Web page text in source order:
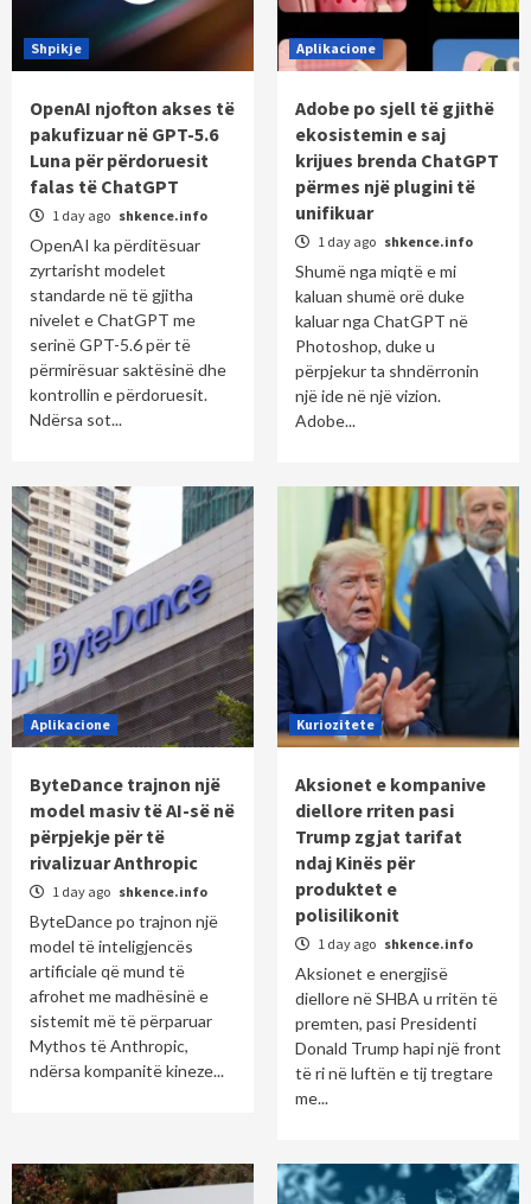
Shpikje
OpenAI njofton akses të
pakufizuar në GPT-5.6
Luna për përdoruesit
falas të ChatGPT
1 day ago shkence.info
OpenAI ka përditësuar
zyrtarisht modelet
standarde në të gjitha
nivelet e ChatGPT me
serinë GPT-5.6 për të
përmirësuar saktësinë dhe
kontrollin e përdoruesit.
Ndërsa sot...
Aplikacione
Adobe po sjell të gjithë
ekosistemin e saj
krijues brenda ChatGPT
përmes një plugini të
unifikuar
1 day ago shkence.info
Shumë nga miqtë e mi
kaluan shumë orë duke
kaluar nga ChatGPT në
Photoshop, duke u
përpjekur ta shndërronin
një ide në një vizion.
Adobe...
Aplikacione
ByteDance trajnon një
model masiv të AI-së në
përpjekje për të
rivalizuar Anthropic
1 day ago shkence.info
ByteDance po trajnon një
model të inteligjencës
artificiale që mund të
afrohet me madhësinë e
sistemit më të përparuar
Mythos të Anthropic,
ndërsa kompanitë kineze...
Kuriozitete
Aksionet e kompanive
diellore rriten pasi
Trump zgjat tarifat
ndaj Kinës për
produktet e
polisilikonit
1 day ago shkence.info
Aksionet e energjisë
diellore në SHBA u rritën të
premten, pasi Presidenti
Donald Trump hapi një front
të ri në luftën e tij tregtare
me...